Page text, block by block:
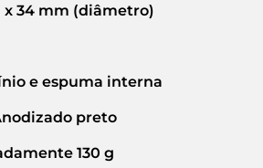
34 mm (diâmetro)
e espuma interna
preto
130 g